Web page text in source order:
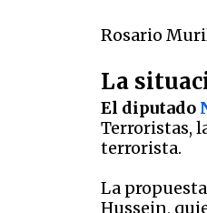
Rosario
La
El diputado
Terroristas,
terrorista.
La
Hussein,